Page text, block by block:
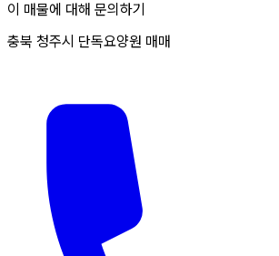
이 매물에 대해 문의하기
충북 청주시 단독요양원 매매